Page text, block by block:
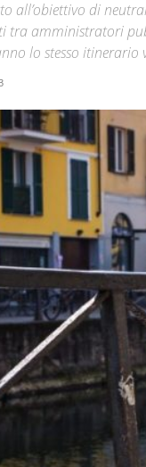
all’obiettivo di
tra amministratori
lo stesso itinerario